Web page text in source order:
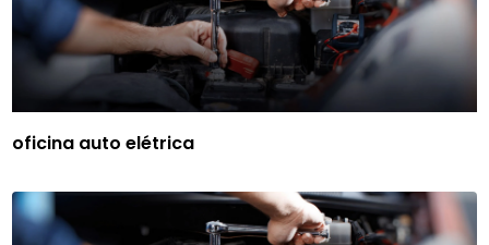
oficina auto elétrica